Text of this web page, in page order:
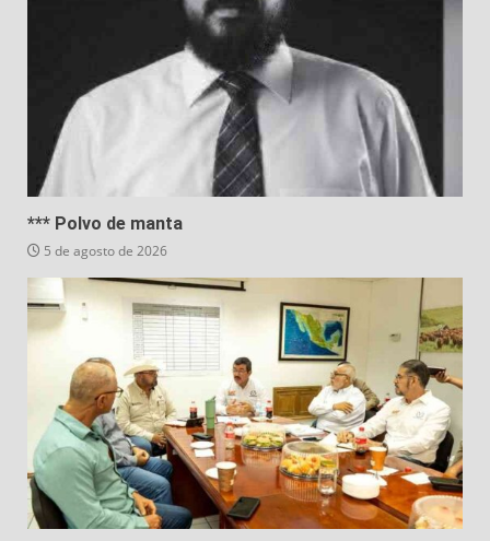
*** Polvo de manta
5 de agosto de 2026